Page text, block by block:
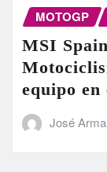
MOTOGP
MSI
equipo
José